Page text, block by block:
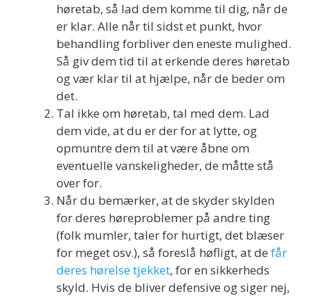
høretab, så lad dem komme til dig, når de
er klar. Alle når til sidst et punkt, hvor
behandling forbliver den eneste mulighed.
Så giv dem tid til at erkende deres høretab
og vær klar til at hjælpe, når de beder om
det.
Tal ikke om høretab, tal med dem. Lad
dem vide, at du er der for at lytte, og
opmuntre dem til at være åbne om
eventuelle vanskeligheder, de måtte stå
over for.
Når du bemærker, at de skyder skylden
for deres høreproblemer på andre ting
(folk mumler, taler for hurtigt, det blæser
for meget osv.), så foreslå høfligt, at de får
deres hørelse tjekket, for en sikkerheds
skyld. Hvis de bliver defensive og siger nej,